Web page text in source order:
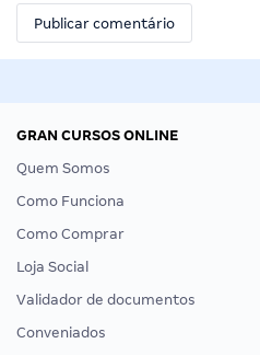
GRAN CURSOS ONLINE
Quem Somos
Como Funciona
Como Comprar
Loja Social
Validador de documentos
Conveniados